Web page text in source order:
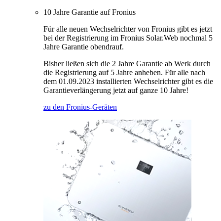
10 Jahre Garantie auf Fronius
Für alle neuen Wechselrichter von Fronius gibt es jetzt
bei der Registrierung im Fronius Solar.Web nochmal 5
Jahre Garantie obendrauf.
Bisher ließen sich die 2 Jahre Garantie ab Werk durch
die Registrierung auf 5 Jahre anheben. Für alle nach
dem 01.09.2023 installierten Wechselrichter gibt es die
Garantieverlängerung jetzt auf ganze 10 Jahre!
zu den Fronius-Geräten